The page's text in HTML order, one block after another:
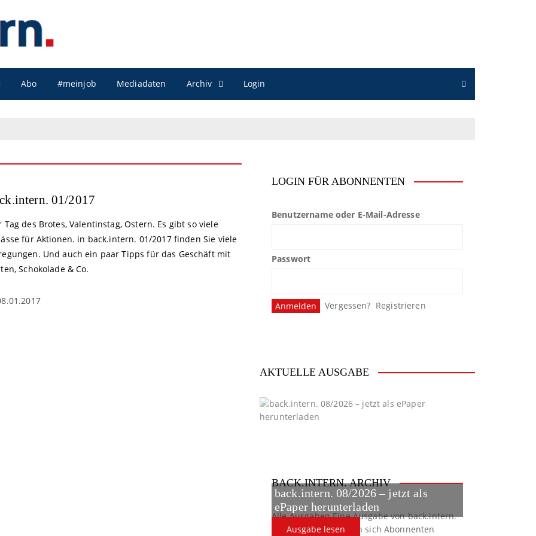
Abo #meinjob Mediadaten Archiv Login
01/2017
Tag des Brotes, Valentinstag, Ostern. Es gibt so viele
für Aktionen. in back.intern. 01/2017 finden Sie viele
Und auch ein paar Tipps für das Geschäft mit
Schokolade & Co.
LOGIN FÜR ABONNENTEN
Benutzername oder E-Mail-Adresse
Passwort
Vergessen? Registrieren
AKTUELLE AUSGABE
back.intern. 08/2026 – jetzt als
ePaper herunterladen
Ausgabe lesen
BACK.INTERN. ARCHIV
Alle AusgabenEine Ausgabe von back.intern.
verpasst? Hier können sich Abonnenten